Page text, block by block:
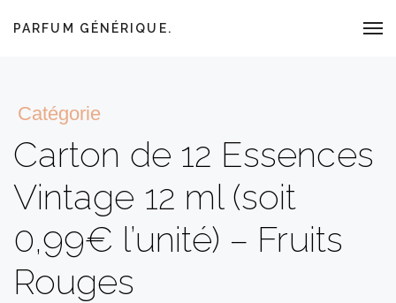
PARFUM GÉNÉRIQUE.
Catégorie
Carton de 12 Essences
Vintage 12 ml (soit
0,99€ l’unité) – Fruits
Rouges